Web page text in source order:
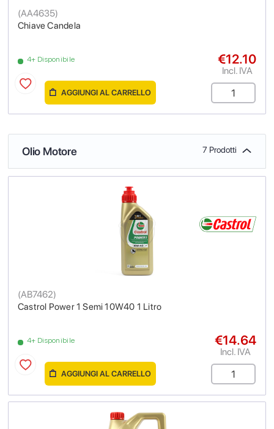
Chiave Candela
(AA4635)
4+ Disponibile €12.10
Incl. IVA
AGGIUNGI AL CARRELLO
Olio Motore 7 Prodotti
Castrol Power 1 Semi 10W40 1 Litro
(AB7462)
4+ Disponibile €14.64
Incl. IVA
AGGIUNGI AL CARRELLO